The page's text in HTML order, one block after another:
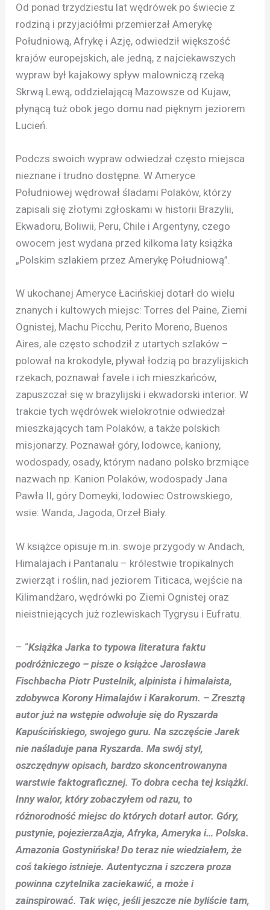
Od ponad trzydziestu lat wędrówek po świecie z
rodziną i przyjaciółmi przemierzał Amerykę
Południową, Afrykę i Azję, odwiedził większość
krajów europejskich, ale jedną, z najciekawszych
wypraw był kajakowy spływ malowniczą rzeką
Skrwą Lewą, oddzielającą Mazowsze od Kujaw,
płynącą tuż obok jego domu nad pięknym jeziorem
Lucień.
Podczs swoich wypraw odwiedzał często miejsca
nieznane i trudno dostępne. W Ameryce
Południowej wędrował śladami Polaków, którzy
zapisali się złotymi zgłoskami w historii Brazylii,
Ekwadoru, Boliwii, Peru, Chile i Argentyny, czego
owocem jest wydana przed kilkoma laty książka
„Polskim szlakiem przez Amerykę Południową”.
W ukochanej Ameryce Łacińskiej dotarł do wielu
znanych i kultowych miejsc: Torres del Paine, Ziemi
Ognistej, Machu Picchu, Perito Moreno, Buenos
Aires, ale często schodził z utartych szlaków –
polował na krokodyle, pływał łodzią po brazylijskich
rzekach, poznawał favele i ich mieszkańców,
zapuszczał się w brazylijski i ekwadorski interior. W
trakcie tych wędrówek wielokrotnie odwiedzał
mieszkających tam Polaków, a także polskich
misjonarzy. Poznawał góry, lodowce, kaniony,
wodospady, osady, którym nadano polsko brzmiące
nazwach np. Kanion Polaków, wodospady Jana
Pawła II, góry Domeyki, lodowiec Ostrowskiego,
wsie: Wanda, Jagoda, Orzeł Biały.
W książce opisuje m.in. swoje przygody w Andach,
Himalajach i Pantanalu – królestwie tropikalnych
zwierząt i roślin, nad jeziorem Titicaca, wejście na
Kilimandżaro, wędrówki po Ziemi Ognistej oraz
nieistniejących już rozlewiskach Tygrysu i Eufratu.
– “Książka Jarka to typowa literatura faktu
podróżniczego – pisze o książce Jarosława
Fischbacha Piotr Pustelnik, alpinista i himalaista,
zdobywca Korony Himalajów i Karakorum. – Zresztą
autor już na wstępie odwołuje się do Ryszarda
Kapuścińskiego, swojego guru. Na szczęście Jarek
nie naśladuje pana Ryszarda. Ma swój styl,
oszczędnyw opisach, bardzo skoncentrowanyna
warstwie faktograficznej. To dobra cecha tej książki.
Inny walor, który zobaczyłem od razu, to
różnorodność miejsc do których dotarł autor. Góry,
pustynie, pojezierzaAzja, Afryka, Ameryka i… Polska.
Amazonia Gostynińska! Do teraz nie wiedziałem, że
coś takiego istnieje. Autentyczna i szczera proza
powinna czytelnika zaciekawić, a może i
zainspirować. Tak więc, jeśli jeszcze nie byliście tam,